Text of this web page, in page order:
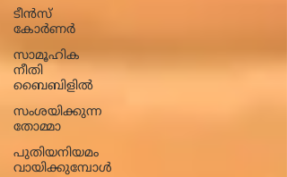
ടീൻസ്
കോർണർ
സാമൂഹിക
നീതി
ബൈബിളിൽ
സംശയിക്കുന്ന
തോമ്മാ
പുതിയനിയമം
വായിക്കുമ്പോൾ